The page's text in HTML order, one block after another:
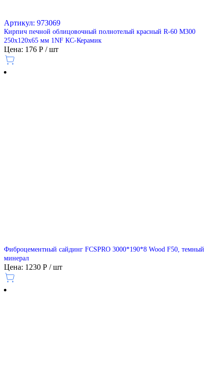
Артикул: 973069
Кирпич печной облицовочный полнотелый красный R-60 М300
250х120х65 мм 1NF КС-Керамик
Цена: 176 Р / шт
Фиброцементный сайдинг FCSPRO 3000*190*8 Wood F50, темный
минерал
Цена: 1230 Р / шт